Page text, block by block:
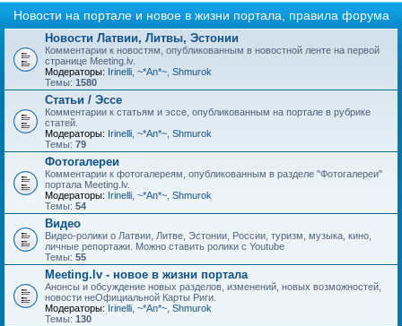
Новости на портале и новое в жизни портала, правила форума
Новости Латвии, Литвы, Эстонии
Комментарии к новостям, опубликованным в новостной ленте на первой
странице Meeting.lv.
Модераторы: Irinelli ~*An*~ Shmurok
Темы: 1580
Статьи / Эссе
Комментарии к статьям и эссе, опубликованным на портале в рубрике
статей.
Модераторы: Irinelli ~*An*~ Shmurok
Темы: 79
Фотогалереи
Комментарии к фотогалереям, опубликованным в разделе "Фотогалереи"
портала Meeting.lv.
Модераторы: Irinelli ~*An*~ Shmurok
Темы: 54
Видео
Видео-ролики о Латвии, Литве, Эстонии, России, туризм, музыка, кино,
личные репортажи. Можно ставить ролики с Youtube
Темы: 55
Meeting.lv - новое в жизни портала
Анонсы и обсуждение новых разделов, изменений, новых возможностей,
новости неОфициальной Карты Риги.
Модераторы: Irinelli ~*An*~ Shmurok
Темы: 130